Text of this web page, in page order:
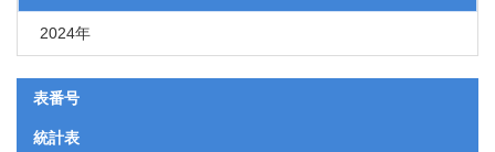
2024年
表番号
統計表